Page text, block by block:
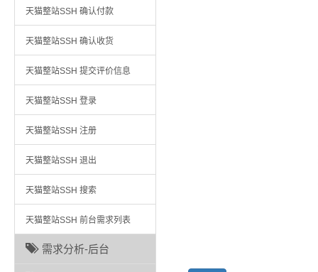
天猫整站SSH 确认付款
天猫整站SSH 确认收货
天猫整站SSH 提交评价信息
天猫整站SSH 登录
天猫整站SSH 注册
天猫整站SSH 退出
天猫整站SSH 搜索
天猫整站SSH 前台需求列表
需求分析-后台